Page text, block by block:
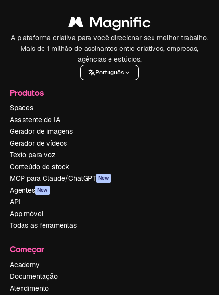
A plataforma criativa para você direcionar seu melhor trabalho.
Mais de 1 milhão de assinantes entre criativos, empresas,
agências e estúdios.
Português
Produtos
Spaces
Assistente de IA
Gerador de imagens
Gerador de vídeos
Texto para voz
Conteúdo de stock
MCP para Claude/ChatGPT New
Agentes New
API
App móvel
Todas as ferramentas
Começar
Academy
Documentação
Atendimento